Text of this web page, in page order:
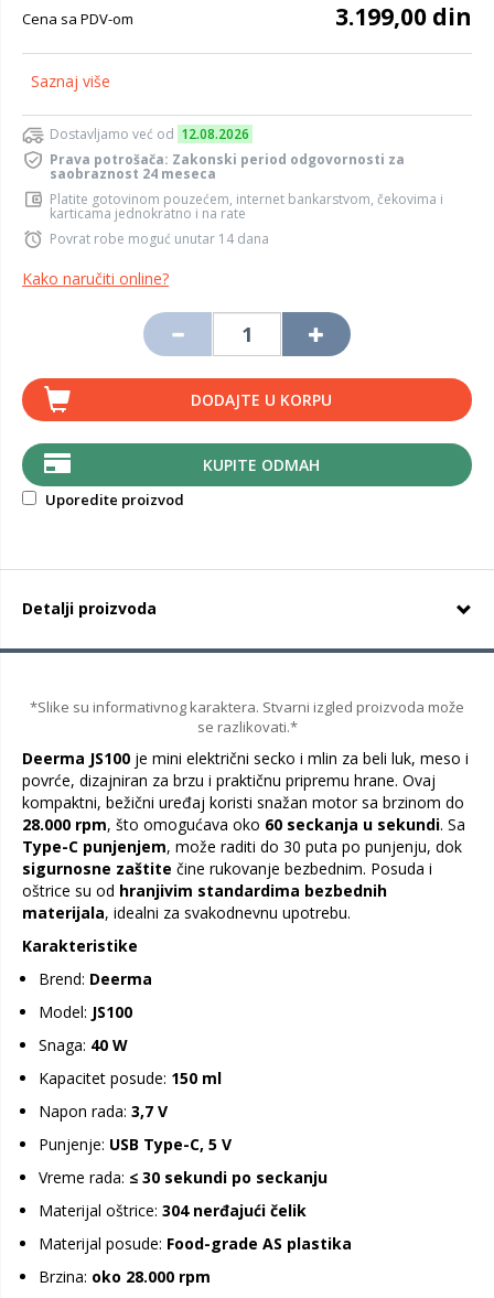
Cena sa PDV-om 3.199,00 din
Saznaj više
Dostavljamo već od 12.08.2026
Prava potrošača: Zakonski period odgovornosti za
saobraznost 24 meseca
Platite gotovinom pouzećem, internet bankarstvom, čekovima i
karticama jednokratno i na rate
Povrat robe moguć unutar 14 dana
Kako naručiti online?
DODAJTE U KORPU
KUPITE ODMAH
Uporedite proizvod
Detalji proizvoda
*Slike su informativnog karaktera. Stvarni izgled proizvoda može
se razlikovati.*
Deerma JS100 je mini električni secko i mlin za beli luk, meso i
povrće, dizajniran za brzu i praktičnu pripremu hrane. Ovaj
kompaktni, bežični uređaj koristi snažan motor sa brzinom do
28.000 rpm, što omogućava oko 60 seckanja u sekundi. Sa
Type-C punjenjem, može raditi do 30 puta po punjenju, dok
sigurnosne zaštite čine rukovanje bezbednim. Posuda i
oštrice su od hranjivim standardima bezbednih
materijala, idealni za svakodnevnu upotrebu.
Karakteristike
Brend: Deerma
Model: JS100
Snaga: 40 W
Kapacitet posude: 150 ml
Napon rada: 3,7 V
Punjenje: USB Type-C, 5 V
Vreme rada: ≤ 30 sekundi po seckanju
Materijal oštrice: 304 nerđajući čelik
Materijal posude: Food-grade AS plastika
Brzina: oko 28.000 rpm